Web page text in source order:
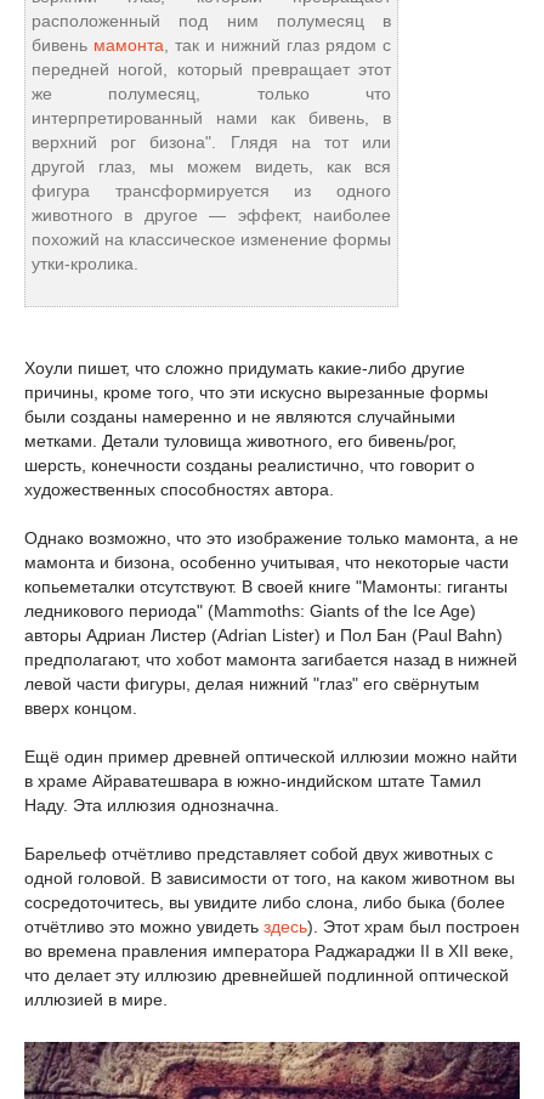
расположенный под ним полумесяц в
бивень мамонта , так и нижний глаз рядом с
передней ногой, который превращает этот
же полумесяц, только что
интерпретированный нами как бивень, в
верхний рог бизона". Глядя на тот или
другой глаз, мы можем видеть, как вся
фигура трансформируется из одного
животного в другое — эффект, наиболее
похожий на классическое изменение формы
утки-кролика.
Хоули пишет, что сложно придумать какие-либо другие
причины, кроме того, что эти искусно вырезанные формы
были созданы намеренно и не являются случайными
метками. Детали туловища животного, его бивень/рог,
шерсть, конечности созданы реалистично, что говорит о
художественных способностях автора.
Однако возможно, что это изображение только мамонта, а не
мамонта и бизона, особенно учитывая, что некоторые части
копьеметалки отсутствуют. В своей книге "Мамонты: гиганты
ледникового периода" (Mammoths: Giants of the Ice Age)
авторы Адриан Листер (Adrian Lister) и Пол Бан (Paul Bahn)
предполагают, что хобот мамонта загибается назад в нижней
левой части фигуры, делая нижний "глаз" его свёрнутым
вверх концом.
Ещё один пример древней оптической иллюзии можно найти
в храме Айраватешвара в южно-индийском штате Тамил
Наду. Эта иллюзия однозначна.
Барельеф отчётливо представляет собой двух животных с
одной головой. В зависимости от того, на каком животном вы
сосредоточитесь, вы увидите либо слона, либо быка (более
отчётливо это можно увидеть здесь). Этот храм был построен
во времена правления императора Раджараджи II в XII веке,
что делает эту иллюзию древнейшей подлинной оптической
иллюзией в мире.